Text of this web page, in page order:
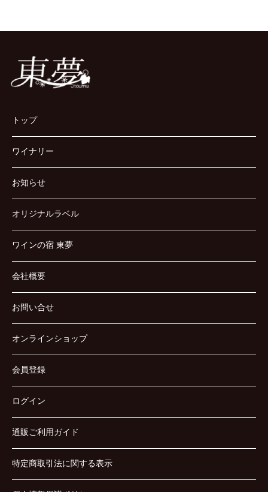
トップ
ワイナリー
お知らせ
オリジナルラベル
ワインの宿 東夢
会社概要
お問い合せ
オンラインショップ
会員登録
ログイン
通販ご利用ガイド
特定商取引法に関する表示